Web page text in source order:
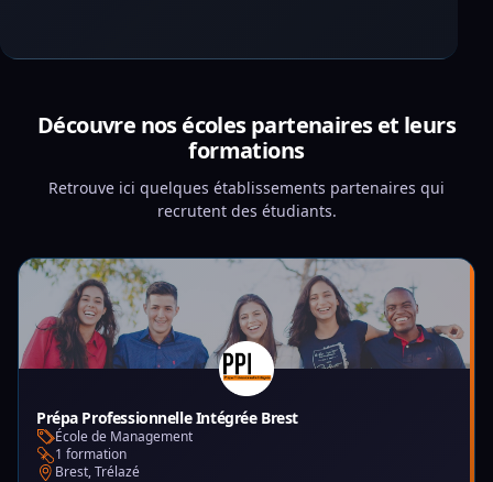
Découvre nos écoles partenaires et leurs
formations
Retrouve ici quelques établissements partenaires qui
recrutent des étudiants.
Prépa Professionnelle Intégrée Brest
École de Management
1 formation
Brest, Trélazé